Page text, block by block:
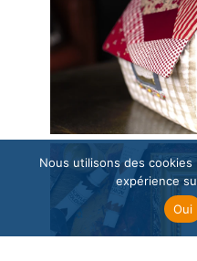
Nous utilisons des
expérience
Oui